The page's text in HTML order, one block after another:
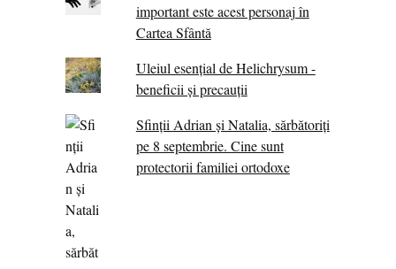
important este acest personaj în
Cartea Sfântă
Uleiul esențial de Helichrysum -
beneficii și precauții
Sfinții Adrian și Natalia, sărbătoriți
pe 8 septembrie. Cine sunt
protectorii familiei ortodoxe